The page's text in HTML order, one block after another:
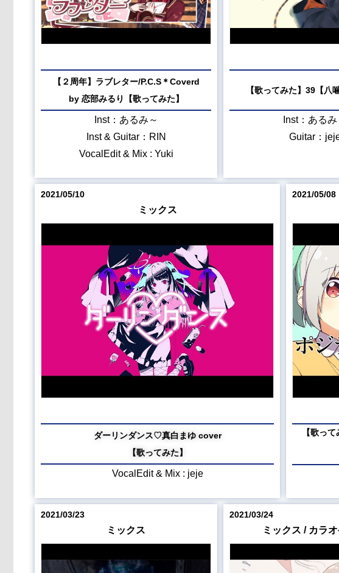
【２周年】ラブレター/P.C.S＊Coverd
by 恋部みるり【歌ってみた】
Inst：あるみ～
Inst & Guitar：RIN
VocalEdit & Mix : Yuki
【歌ってみた】39【八
Inst：あるみ
Guitar：
2021/05/10
ミックス
ダーリンダンス♡真白まゆ cover
【歌ってみた】
VocalEdit & Mix : jeje
2021/05/08
【歌っ
2021/03/23
ミックス
2021/03/24
ミックス / カラ